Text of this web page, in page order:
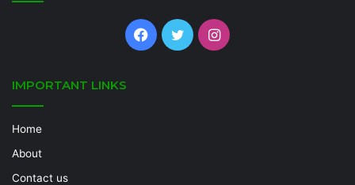
Facebook
TwitterInstagram
IMPORTANT LINKS
Home
About
Contact us